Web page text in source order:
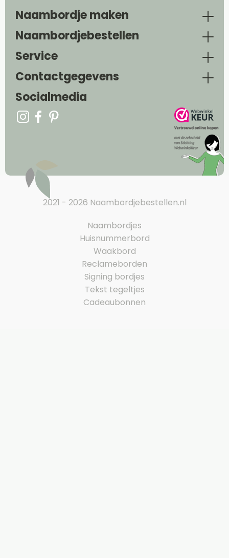
Naambordje maken
Naambordjebestellen
Service
Contactgegevens
Socialmedia
2021 - 2026 Naambordjebestellen.nl
Naambordjes
Huisnummerbord
Waakbord
Reclameborden
Signing bordjes
Tekst tegeltjes
Cadeaubonnen